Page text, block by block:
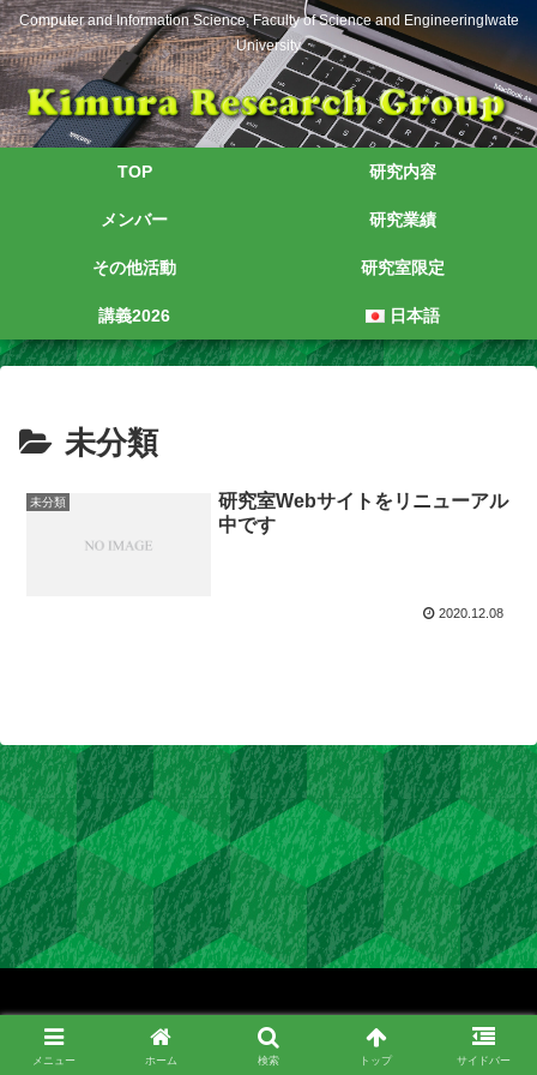
Computer and Information Science, Faculty of Science and EngineeringIwate
University
TOP 研究内容
メンバー 研究業績
その他活動 研究室限定
講義2026 日本語
未分類
未分類
研究室Webサイトをリニューアル
中です
2020.12.08
Copyright © 2020 Kimura Research Group All Rights Reserved.
メニュー ホーム 検索 トップ サイドバー